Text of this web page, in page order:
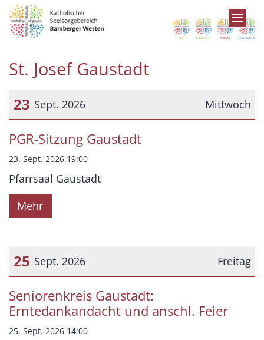
Zum Inhalt springen
St. Josef Gaustadt
Mittwoch
23 Sept. 2026
Datum: 23. September 2026
PGR-Sitzung Gaustadt
23. Sept. 2026 19:00
Pfarrsaal Gaustadt
Mehr
Freitag
25 Sept. 2026
Datum: 25. September 2026
Seniorenkreis Gaustadt:
Erntedankandacht und anschl. Feier
25. Sept. 2026 14:00